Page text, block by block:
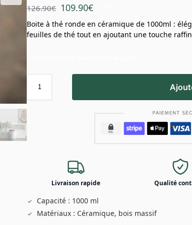
126.90€ 109.90€
Boite à thé ronde en céramique de 1000ml :
feuilles de thé tout en ajoutant une touche
Livraison rapide Qualité
Capacité : 1000 ml
Matériaux : Céramique, bois massif